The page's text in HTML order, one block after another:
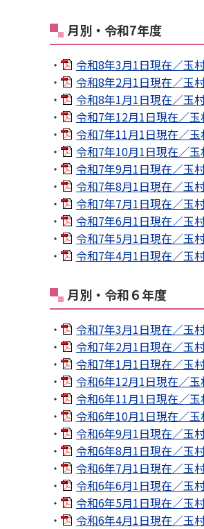
月別・令和7年度
・
令和8年3月1日現在／玉
・
令和8年2月1日現在／玉
・
令和8年1月1日現在／玉
・
令和7年12月1日現在／
・
令和7年11月1日現在／
・
令和7年10月1日現在／
・
令和7年9月1日現在／玉
・
令和7年8月1日現在／玉
・
令和7年7月1日現在／玉
・
令和7年6月1日現在／玉
・
令和7年5月1日現在／玉
・
令和7年4月1日現在／玉
月別・令和６年度
・
令和7年3月1日現在／玉
・
令和7年2月1日現在／玉
・
令和7年1月1日現在／玉
・
令和6年12月1日現在／
・
令和6年11月1日現在／
・
令和6年10月1日現在／
・
令和6年9月1日現在／玉
・
令和6年8月1日現在／玉
・
令和6年7月1日現在／玉
・
令和6年6月1日現在／玉
・
令和6年5月1日現在／玉
・
令和6年4月1日現在／玉